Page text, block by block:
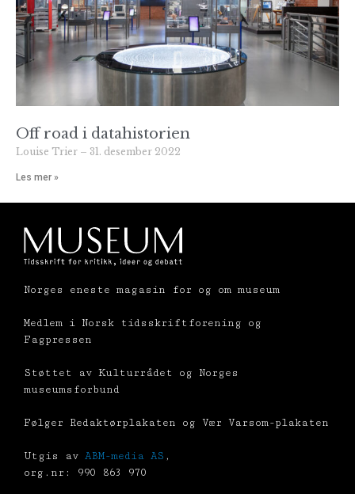
Off road i datahistorien
Louise Trier 31. desember 2022
Les mer »
Norges eneste magasin for og om museum
Medlem i Norsk tidsskriftforening og
Fagpressen
Støttet av Kulturrådet og Norges
museumsforbund
Følger Redaktørplakaten og Vær Varsom-plakaten
Utgis av ABM-media AS ,
org.nr: 990 863 970